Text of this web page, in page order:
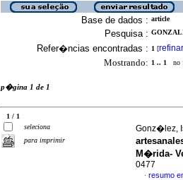
Base de dados : article
Pesquisa :
Refer�ncias encontradas : 1 [refinar
Mostrando: 1 .. 1 no
p�gina 1 de 1
1 / 1
seleciona
para imprimir
Gonz�lez,
M�rida-
0477
· resumo